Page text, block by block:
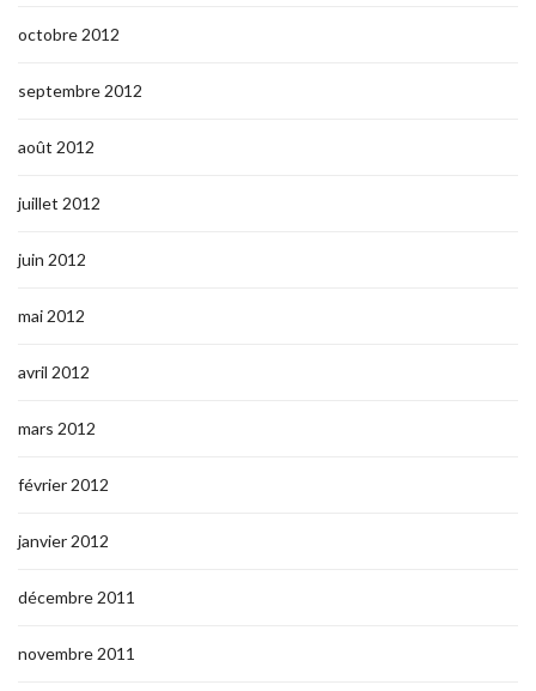
octobre 2012
septembre 2012
août 2012
juillet 2012
juin 2012
mai 2012
avril 2012
mars 2012
février 2012
janvier 2012
décembre 2011
novembre 2011